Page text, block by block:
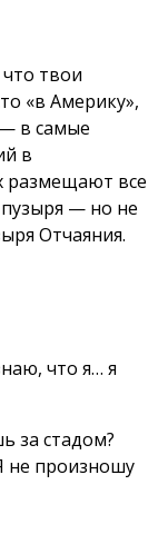
твои
«в Америку»,
в самые
в
размещают все
— но не
Отчаяния.
что я… я
за стадом?
не произношу